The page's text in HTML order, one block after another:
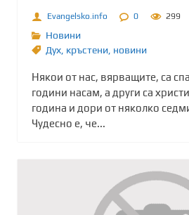
Evangelsko.info 0 299
Новини
Дух кръстени новини
Някои от нас, вярващите, са
години насам, а други са
година и дори от няколко
Чудесно е, че...